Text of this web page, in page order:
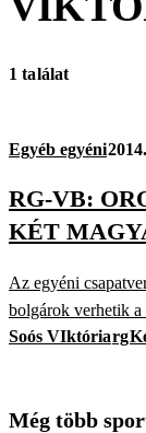
1 találat
Egyéb egyéni
RG-VB:
KÉT
Az egyéni
bolgárok verhetik a
Soós VIktóriarg
Még több